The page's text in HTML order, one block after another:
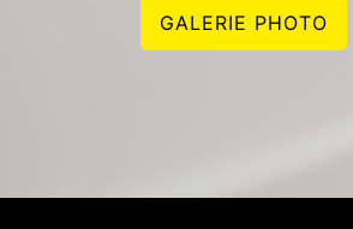
GALERIE PHOTO